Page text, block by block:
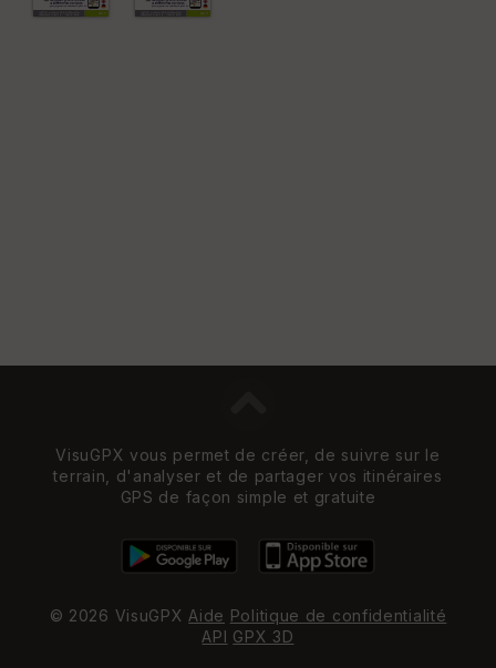
VisuGPX vous permet de créer, de suivre sur le
terrain, d'analyser et de partager vos itinéraires
GPS de façon simple et gratuite
© 2026 VisuGPX Aide Politique de confidentialité
API GPX 3D